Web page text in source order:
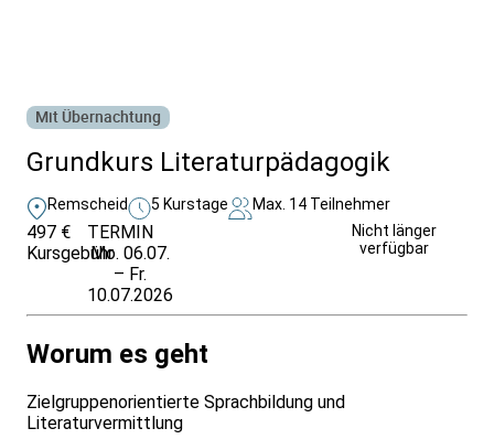
Mit Übernachtung
Grundkurs Literaturpädagogik
Remscheid 5 Kurstage Max. 14 Teilnehmer
497 €
Kursgebühr
TERMIN
Mo. 06.07.
– Fr.
10.07.2026
Nicht länger
verfügbar
Worum es geht
Zielgruppenorientierte Sprachbildung und
Literaturvermittlung